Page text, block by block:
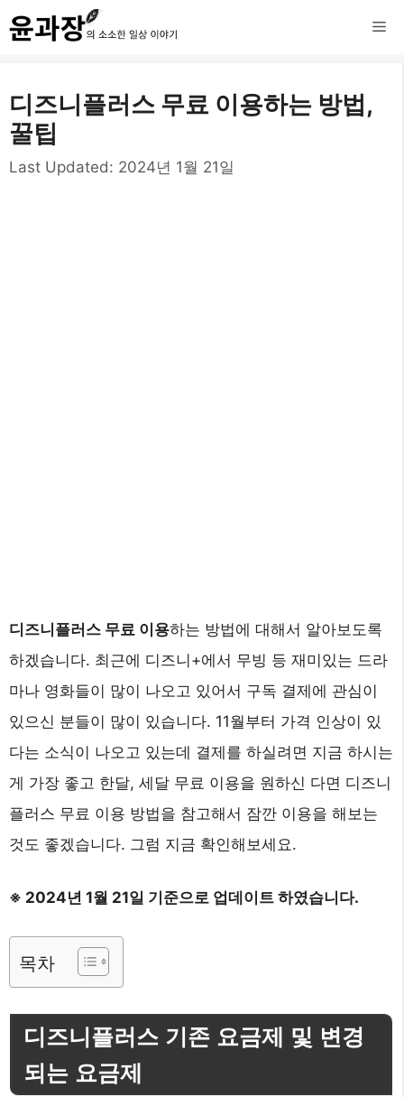
컨
텐
로
건
너
메
디즈니플러스 무료 이용하는 방법,
꿀팁
Last Updated: 2024년 1월 21일
디즈니플러스 무료 이용하는 방법에 대해서 알아보도록
하겠습니다. 최근에 디즈니+에서 무빙 등 재미있는 드라
마나 영화들이 많이 나오고 있어서 구독 결제에 관심이
있으신 분들이 많이 있습니다. 11월부터 가격 인상이 있
다는 소식이 나오고 있는데 결제를 하실려면 지금 하시는
게 가장 좋고 한달, 세달 무료 이용을 원하신 다면 디즈니
플러스 무료 이용 방법을 참고해서 잠깐 이용을 해보는
것도 좋겠습니다. 그럼 지금 확인해보세요.
※ 2024년 1월 21일 기준으로 업데이트 하였습니다.
목차
디즈니플러스 기존 요금제 및 변경
되는 요금제